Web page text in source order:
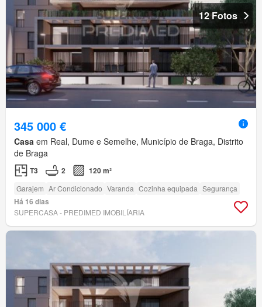
12 Fotos
345 000 €
Casa em Real, Dume e Semelhe, Município de Braga, Distrito
de Braga
T3 2 120 m²
Garajem Ar Condicionado Varanda Cozinha equipada Segurança
Há 16 dias
SUPERCASA - PREDIMED IMOBILÍARIA